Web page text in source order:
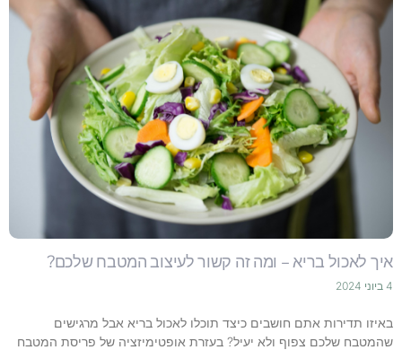
איך לאכול בריא – ומה זה קשור לעיצוב המטבח שלכם?
4 ביוני 2024
באיזו תדירות אתם חושבים כיצד תוכלו לאכול בריא אבל מרגישים
שהמטבח שלכם צפוף ולא יעיל? בעזרת אופטימיזציה של פריסת המטבח